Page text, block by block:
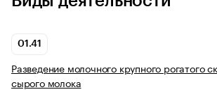
01.41
Разведение молочного крупного рогатого
сырого молока